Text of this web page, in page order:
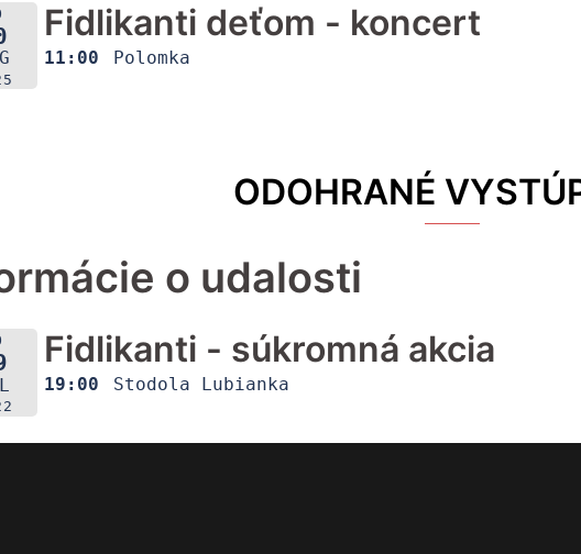
Fidlikanti deťom - koncert
11:00 Polomka
ODOHRANÉ
o udalosti
Fidlikanti - súkromná akcia
19:00 Stodola Lubianka